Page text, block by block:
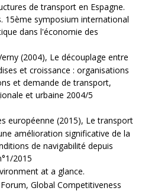
de transport en Espagne.
15ème symposium international
dans l'économie des
(2004), Le découplage entre
et croissance : organisations
et demande de transport,
et urbaine 2004/5
européenne (2015), Le transport
amélioration significative de la
de navigabilité depuis
2015
at a glance.
Global Competitiveness